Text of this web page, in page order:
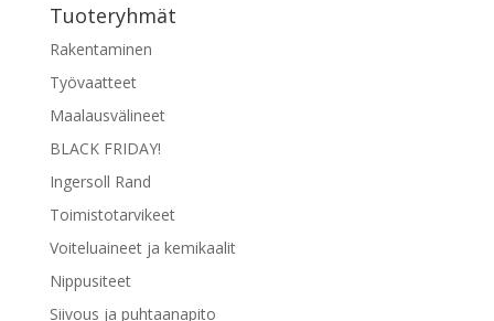
Tuoteryhmät
Rakentaminen
Työvaatteet
Maalausvälineet
BLACK FRIDAY!
Ingersoll Rand
Toimistotarvikeet
Voiteluaineet ja kemikaalit
Nippusiteet
Siivous ja puhtaanapito